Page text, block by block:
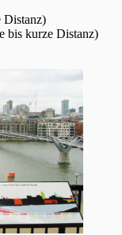
Distanz)
bis kurze Distanz)